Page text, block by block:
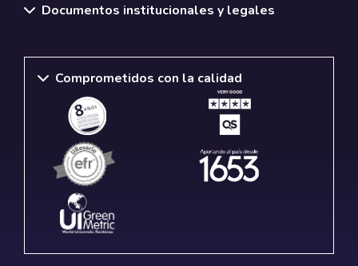
Documentos institucionales y legales
Comprometidos con la calidad